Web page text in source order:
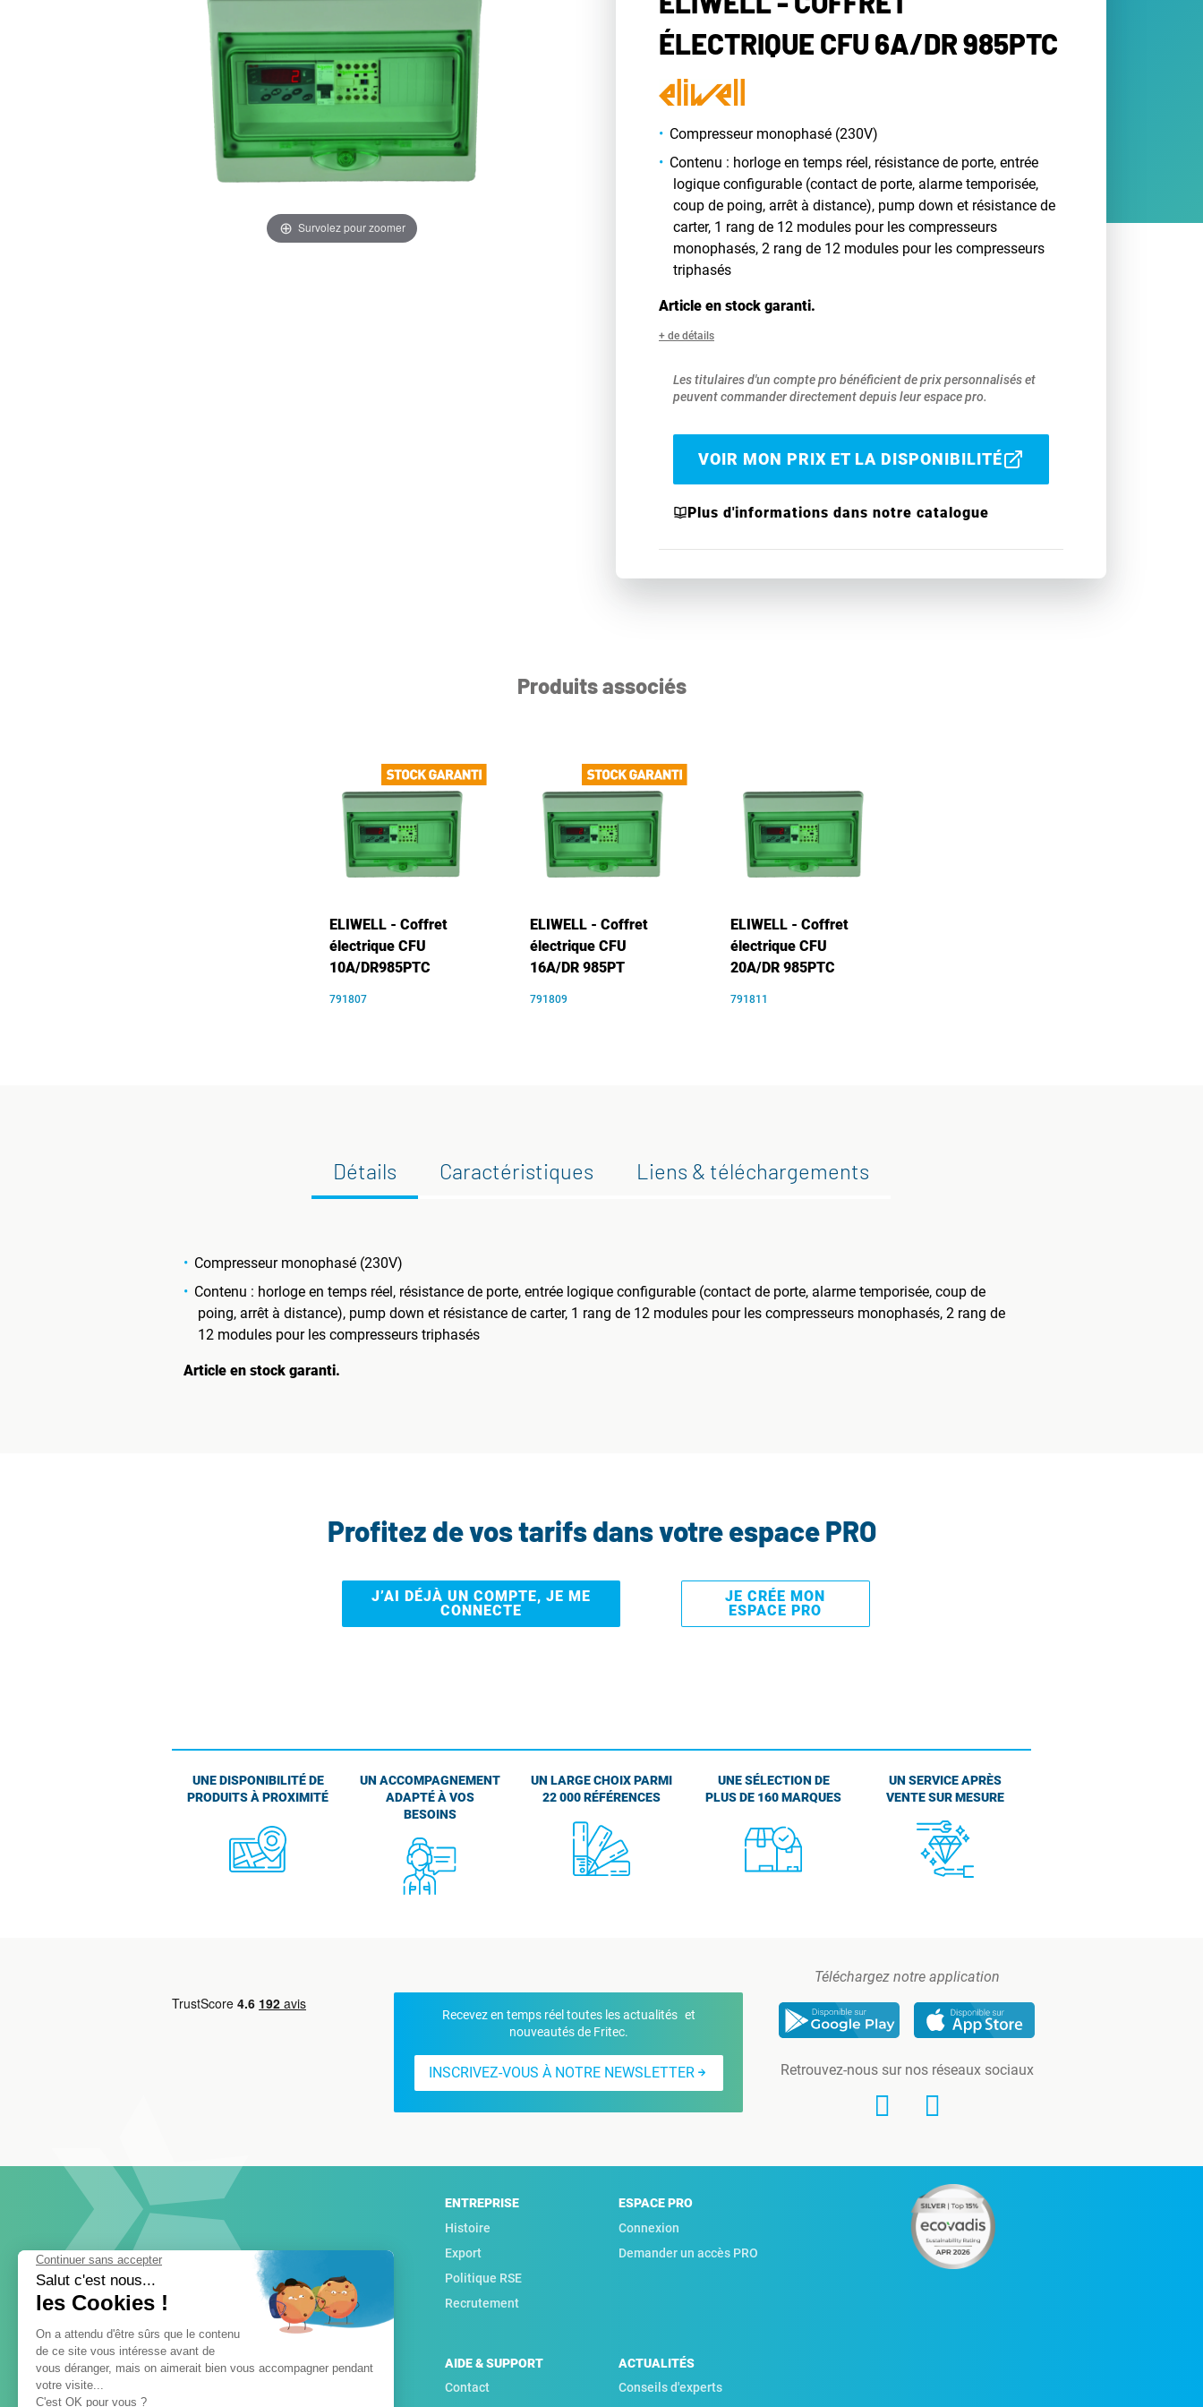
Survolez pour zoomer
ÉLECTRIQUE CFU 6A/DR 985PTC
Compresseur monophasé (230V)
Contenu : horloge en temps réel, résistance de porte, entrée
logique configurable (contact de porte, alarme temporisée,
coup de poing, arrêt à distance), pump down et résistance de
carter, 1 rang de 12 modules pour les compresseurs
monophasés, 2 rang de 12 modules pour les compresseurs
triphasés
Article en stock garanti.
+ de détails
Les titulaires d'un compte pro bénéficient de prix personnalisés et
peuvent commander directement depuis leur espace pro.
VOIR MON PRIX ET LA DISPONIBILITÉ
Plus d'informations dans notre catalogue
Produits associés
ELIWELL - Coffret
électrique CFU
10A/DR985PTC
791807
ELIWELL - Coffret
électrique CFU
16A/DR 985PT
791809
ELIWELL - Coffret
électrique CFU
20A/DR 985PTC
791811
Détails Caractéristiques Liens & téléchargements
Compresseur monophasé (230V)
Contenu : horloge en temps réel, résistance de porte, entrée logique configurable (contact de porte, alarme temporisée, coup de
poing, arrêt à distance), pump down et résistance de carter, 1 rang de 12 modules pour les compresseurs monophasés, 2 rang de
12 modules pour les compresseurs triphasés
Article en stock garanti.
Profitez de vos tarifs dans votre espace PRO
J’AI DÉJÀ UN COMPTE, JE ME
CONNECTE
JE CRÉE MON
ESPACE PRO
UNE DISPONIBILITÉ DE
PRODUITS À PROXIMITÉ
UN ACCOMPAGNEMENT
ADAPTÉ À VOS
BESOINS
UN LARGE CHOIX PARMI
22 000 RÉFÉRENCES
UNE SÉLECTION DE
PLUS DE 160 MARQUES
UN SERVICE APRÈS
VENTE SUR MESURE
Recevez en temps réel toutes les actualités et
nouveautés de Fritec.
INSCRIVEZ-VOUS À NOTRE NEWSLETTER
Téléchargez notre application
Retrouvez-nous sur nos réseaux sociaux
ENTREPRISE
Histoire
Export
Politique RSE
Recrutement
ESPACE PRO
Connexion
Demander un accès PRO
AIDE & SUPPORT
Contact
ACTUALITÉS
Conseils d'experts